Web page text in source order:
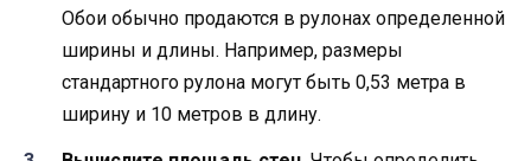
Обои обычно продаются в рулонах определенной
ширины и длины. Например, размеры
стандартного рулона могут быть 0,53 метра в
ширину и 10 метров в длину.